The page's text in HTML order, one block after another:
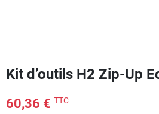
Kit d’outils H2 Zip-Up
60,36 € TTC